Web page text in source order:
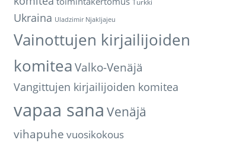
Turkki
Ukraina Uladzimir Njakljajeu
Vainottujen kirjailijoiden
komitea Valko-Venäjä
Vangittujen kirjailijoiden komitea
vapaa sana Venäjä
vihapuhe vuosikokous